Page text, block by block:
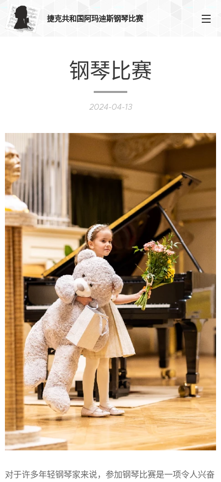
捷克共和国阿玛迪斯钢琴比赛
钢琴比赛
2024-04-13
对于许多年轻钢琴家来说，参加钢琴比赛是一项令人兴奋